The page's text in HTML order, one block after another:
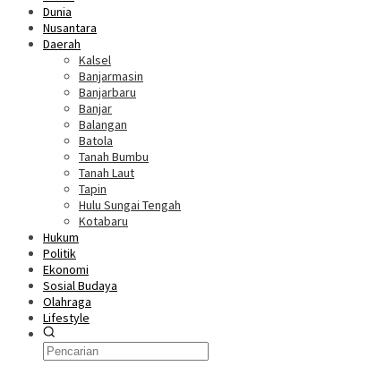
Dunia
Nusantara
Daerah
Kalsel
Banjarmasin
Banjarbaru
Banjar
Balangan
Batola
Tanah Bumbu
Tanah Laut
Tapin
Hulu Sungai Tengah
Kotabaru
Hukum
Politik
Ekonomi
Sosial Budaya
Olahraga
Lifestyle